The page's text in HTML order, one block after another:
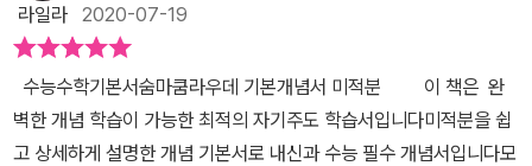
안목을 키울 수 있도록 해줍니다.중단원별 학습이 끝난 후에는 대단
원 마무리를 할 수 있습니다.<EXERCISES A>, <EXERCISES B
>, <Chapter I Exercises>의문제들을 풀어보며서 이미학습한 개
념과 유형의 문제들을 풀어보게 해두었습니다.<난이도별>로 A, B단
계로 문항을 배치하고 내신대비는 물론 수능 시험 등에서출제가 가능
기를 추천합니다. ​하나도 버릴 내용이 없더라고요. ​ ​개념 중간중간 개
념을 제대도 이해했는지 확인해 볼 수 있는문제들이 있어요. ​sample
은 아래 풀이가 있고,application은 '정답과 풀이'에 설명이 되어 있
어요. ​과정이 쉽게 설명되어 있어서이해가 되지 않았던 적은 없었어
요. ​​중간중간 개념 정리만 다시 해두고 있습니다. 또 읽으면서 복습!!​​
리와 공식이 만들어지는 원리등 수학팁과 함께 세세한 수학 설명을
읽어보며 이해하고 개념을 공부할 수 있어 고등 수학을 처음 시작하
는 학생들에게 추천하고 싶은 부분이네요.EXAMPLE & APPLICAT
ION 소단원에서 공부한 개념을 적용할 수 있도록다양한 접근방법이
라일라 2020-07-19
수능수학기본서숨마쿰라우데 기본개념서 미적분 이 책은 완
벽한 개념 학습이 가능한 최적의 자기주도 학습서입니다​미적분을 쉽
고 상세하게 설명한 개념 기본서로 내신과 수능 필수 개념서입니다​모